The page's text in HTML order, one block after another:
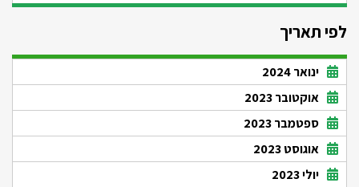
לפי תאריך
ינואר 2024
אוקטובר 2023
ספטמבר 2023
אוגוסט 2023
יולי 2023